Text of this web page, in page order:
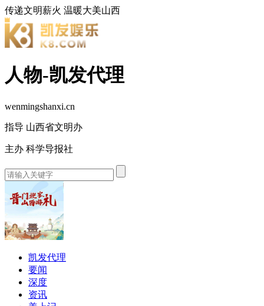
传递文明薪火 温暖大美山西
人物-凯发代理
wenmingshanxi.cn
指导 山西省文明办
主办 科学导报社
凯发代理
要闻
深度
资讯